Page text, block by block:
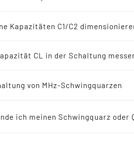
kHz Lösungen
Kapazitäten C1/C2
CL in der Schaltung
von MHz-Schwingquarzen
ich meinen Schwingquarz
Quarze,
Pfalz